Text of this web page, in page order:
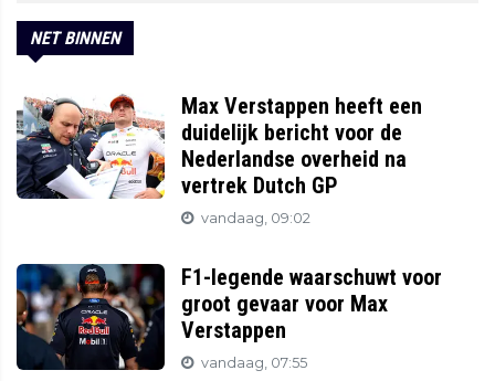
NET BINNEN
Max Verstappen heeft een
duidelijk bericht voor de
Nederlandse overheid na
vertrek Dutch GP
vandaag, 09:02
F1-legende waarschuwt voor
groot gevaar voor Max
Verstappen
vandaag, 07:55